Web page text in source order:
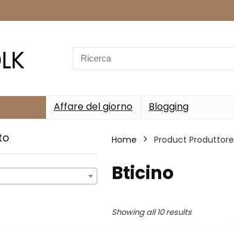
Search
for:
Affare del giorno Blogging
Home Product Produttore
‎Bticino
Showing all 10 results